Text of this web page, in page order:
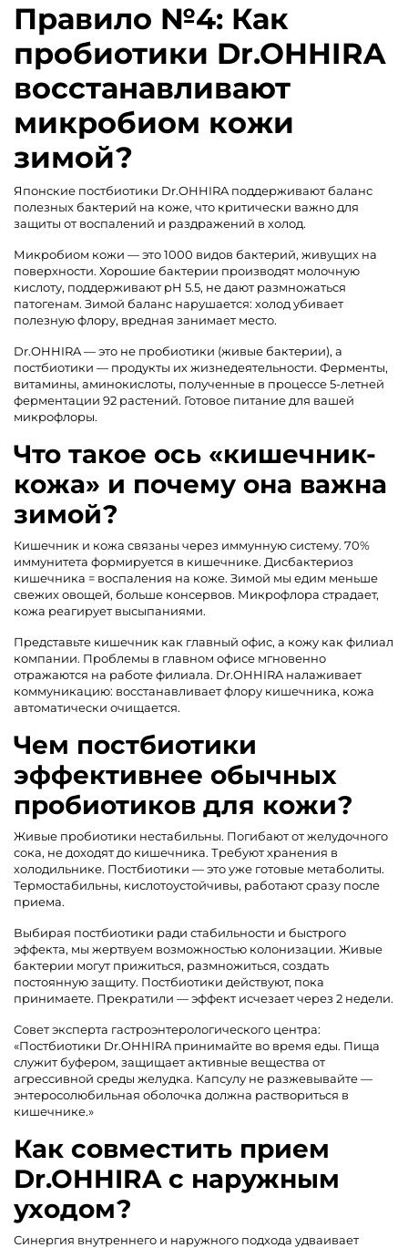
Правило №4: Как
пробиотики Dr.OHHIRA
восстанавливают
микробиом кожи
зимой?
Японские постбиотики Dr.OHHIRA поддерживают баланс
полезных бактерий на коже, что критически важно для
защиты от воспалений и раздражений в холод.
Микробиом кожи — это 1000 видов бактерий, живущих на
поверхности. Хорошие бактерии производят молочную
кислоту, поддерживают pH 5.5, не дают размножаться
патогенам. Зимой баланс нарушается: холод убивает
полезную флору, вредная занимает место.
Dr.OHHIRA — это не пробиотики (живые бактерии), а
постбиотики — продукты их жизнедеятельности. Ферменты,
витамины, аминокислоты, полученные в процессе 5-летней
ферментации 92 растений. Готовое питание для вашей
микрофлоры.
Что такое ось «кишечник-
кожа» и почему она важна
зимой?
Кишечник и кожа связаны через иммунную систему. 70%
иммунитета формируется в кишечнике. Дисбактериоз
кишечника = воспаления на коже. Зимой мы едим меньше
свежих овощей, больше консервов. Микрофлора страдает,
кожа реагирует высыпаниями.
Представьте кишечник как главный офис, а кожу как филиал
компании. Проблемы в главном офисе мгновенно
отражаются на работе филиала. Dr.OHHIRA налаживает
коммуникацию: восстанавливает флору кишечника, кожа
автоматически очищается.
Чем постбиотики
эффективнее обычных
пробиотиков для кожи?
Живые пробиотики нестабильны. Погибают от желудочного
сока, не доходят до кишечника. Требуют хранения в
холодильнике. Постбиотики — это уже готовые метаболиты.
Термостабильны, кислотоустойчивы, работают сразу после
приема.
Выбирая постбиотики ради стабильности и быстрого
эффекта, мы жертвуем возможностью колонизации. Живые
бактерии могут прижиться, размножиться, создать
постоянную защиту. Постбиотики действуют, пока
принимаете. Прекратили — эффект исчезает через 2 недели.
Совет эксперта гастроэнтерологического центра:
«Постбиотики Dr.OHHIRA принимайте во время еды. Пища
служит буфером, защищает активные вещества от
агрессивной среды желудка. Капсулу не разжевывайте —
энтеросолюбильная оболочка должна раствориться в
кишечнике.»
Как совместить прием
Dr.OHHIRA с наружным
уходом?
Синергия внутреннего и наружного подхода удваивает